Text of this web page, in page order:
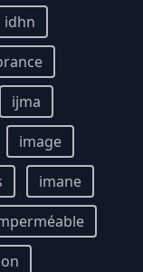
idhn
ijma
image
imane